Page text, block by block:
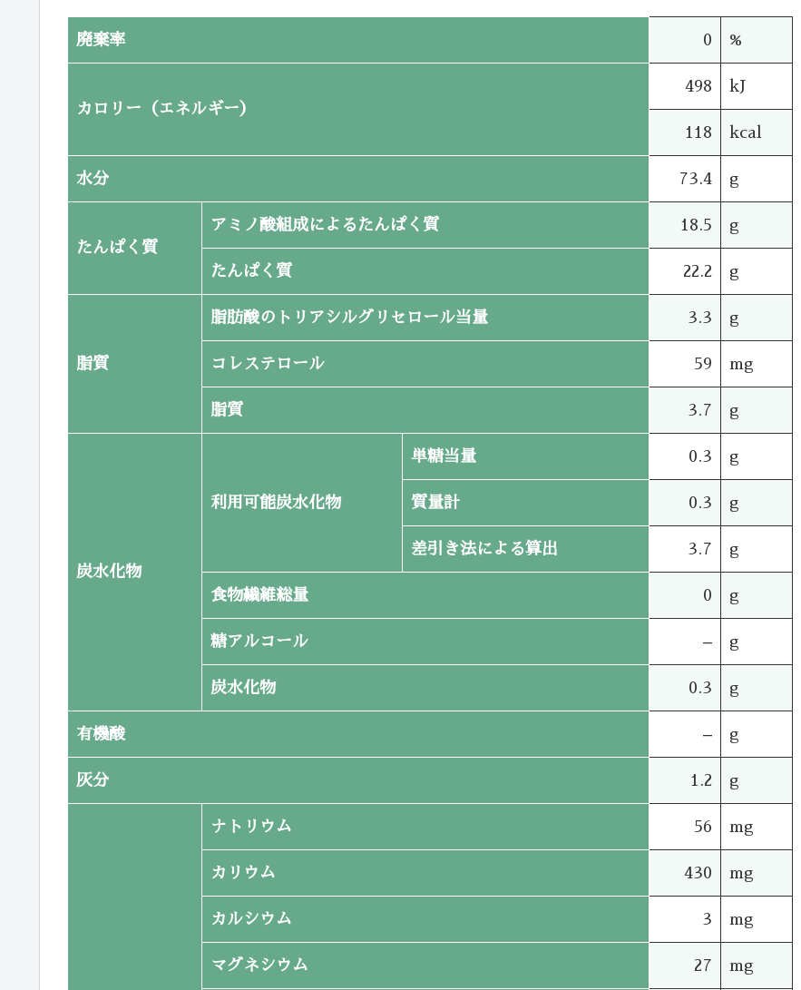
廃棄率 0 %
カロリー（エネルギー）
498 kJ
118 kcal
水分 73.4 g
たんぱく質
アミノ酸組成によるたんぱく質 18.5 g
たんぱく質 22.2 g
脂質
脂肪酸のトリアシルグリセロール当量 3.3 g
コレステロール 59 mg
脂質 3.7 g
炭水化物
利用可能炭水化物
単糖当量 0.3 g
質量計 0.3 g
差引き法による算出 3.7 g
食物繊維総量 0 g
糖アルコール – g
炭水化物 0.3 g
有機酸 – g
灰分 1.2 g
ナトリウム 56 mg
カリウム 430 mg
カルシウム 3 mg
マグネシウム 27 mg